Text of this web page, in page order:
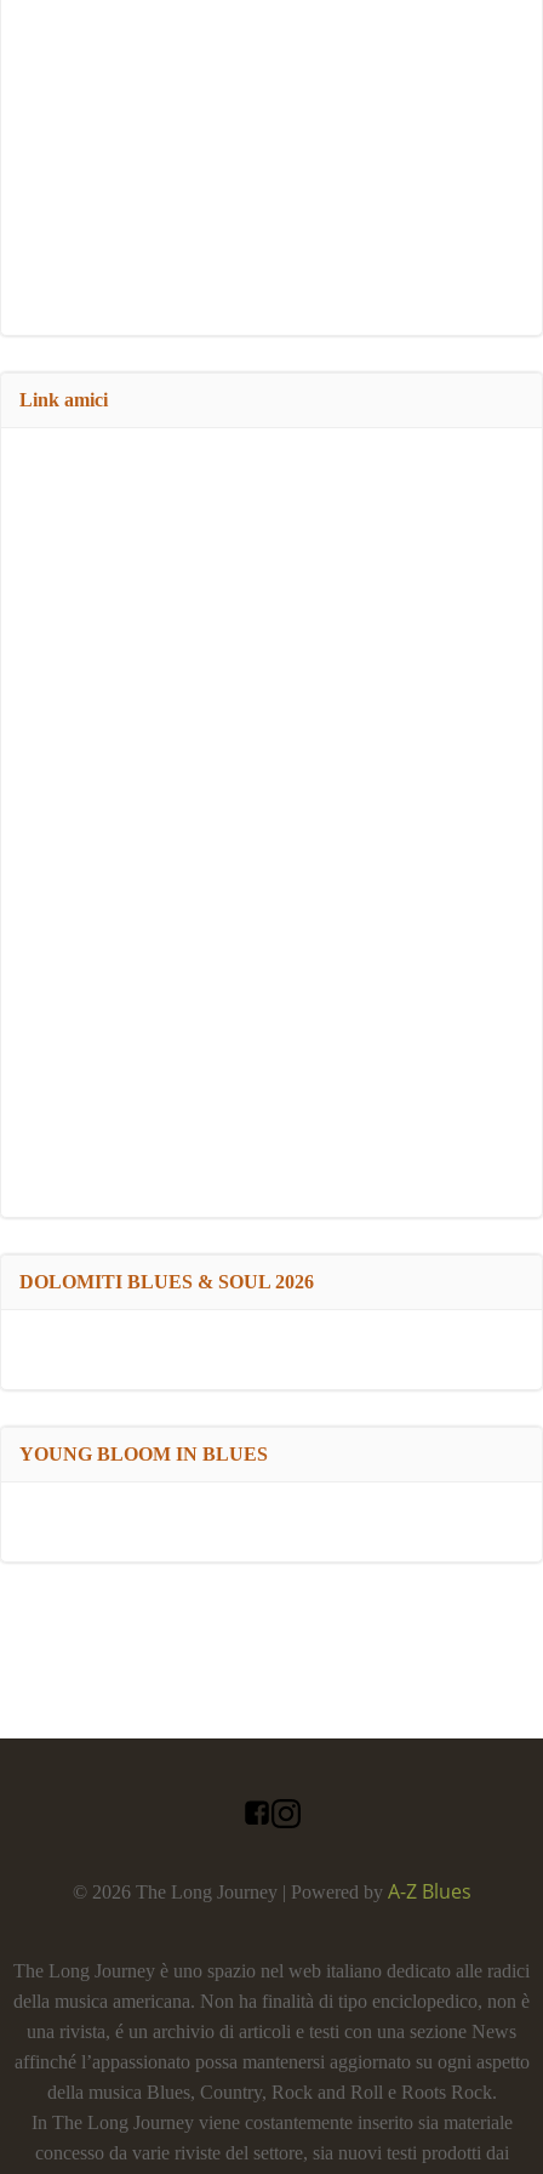
Link amici
DOLOMITI BLUES & SOUL 2026
YOUNG BLOOM IN BLUES
© 2026 The Long Journey | Powered by A-Z Blues
The Long Journey è uno spazio nel web italiano dedicato alle radici
della musica americana. Non ha finalità di tipo enciclopedico, non è
una rivista, é un archivio di articoli e testi con una sezione News
affinché l’appassionato possa mantenersi aggiornato su ogni aspetto
della musica Blues, Country, Rock and Roll e Roots Rock.
In The Long Journey viene costantemente inserito sia materiale
concesso da varie riviste del settore, sia nuovi testi prodotti dai